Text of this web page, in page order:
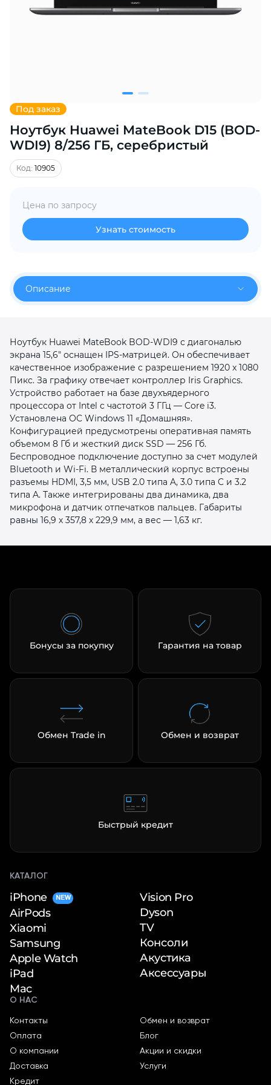
Под заказ
Ноутбук Huawei MateBook D15 (BOD-
WDI9) 8/256 ГБ, серебристый
Код: 10905
Цена по запросу
Узнать стоимость
Описание
Ноутбук Huawei MateBook BOD-WDI9 с диагональю
экрана 15,6" оснащен IPS-матрицей. Он обеспечивает
качественное изображение с разрешением 1920 x 1080
Пикс. За графику отвечает контроллер Iris Graphics.
Устройство работает на базе двухъядерного
процессора от Intel с частотой 3 ГГц — Core i3.
Установлена ОС Windows 11 «Домашняя».
Конфигурацией предусмотрены оперативная память
объемом 8 Гб и жесткий диск SSD — 256 Гб.
Беспроводное подключение доступно за счет модулей
Bluetooth и Wi-Fi. В металлический корпус встроены
разъемы HDMI, 3,5 мм, USB 2.0 типа A, 3.0 типа C и 3.2
типа A. Также интегрированы два динамика, два
микрофона и датчик отпечатков пальцев. Габариты
равны 16,9 х 357,8 х 229,9 мм, а вес — 1,63 кг.
Бонусы за покупку Гарантия на товар
Обмен Trade in Обмен и возврат
Быстрый кредит
КАТАЛОГ
iPhone NEW
AirPods
Xiaomi
Samsung
Apple Watch
iPad
Mac
Vision Pro
Dyson
TV
Консоли
Акустика
Аксессуары
О НАС
Контакты
Оплата
О компании
Доставка
Кредит
Обмен и возврат
Блог
Акции и скидки
Услуги
% картой любого банка
Получайте товар
выбранный способом
по25%каждые 2 недели
об оплате Плайтом
25
раз в 2
недели
раз в 2 недели
Остались вопросы?
8 800 302-02-51
plait.ru